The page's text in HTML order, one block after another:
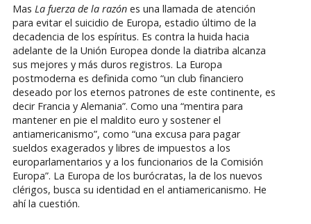
Mas La fuerza de la razón es una llamada de atención
para evitar el suicidio de Europa, estadio último de la
decadencia de los espíritus. Es contra la huida hacia
adelante de la Unión Europea donde la diatriba alcanza
sus mejores y más duros registros. La Europa
postmoderna es definida como “un club financiero
deseado por los eternos patrones de este continente, es
decir Francia y Alemania”. Como una “mentira para
mantener en pie el maldito euro y sostener el
antiamericanismo”, como “una excusa para pagar
sueldos exagerados y libres de impuestos a los
europarlamentarios y a los funcionarios de la Comisión
Europa”. La Europa de los burócratas, la de los nuevos
clérigos, busca su identidad en el antiamericanismo. He
ahí la cuestión.